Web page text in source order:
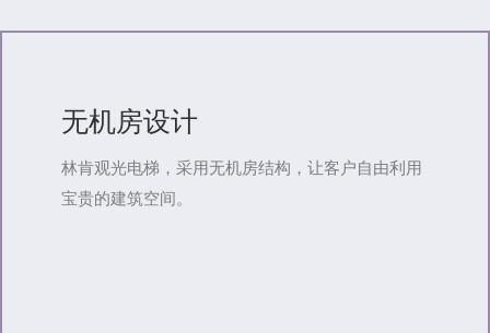
无机房设计
林肯观光电梯，采用无机房结构，让客户自由利用
宝贵的建筑空间。